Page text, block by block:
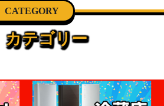
CATEGORY
カテゴリー